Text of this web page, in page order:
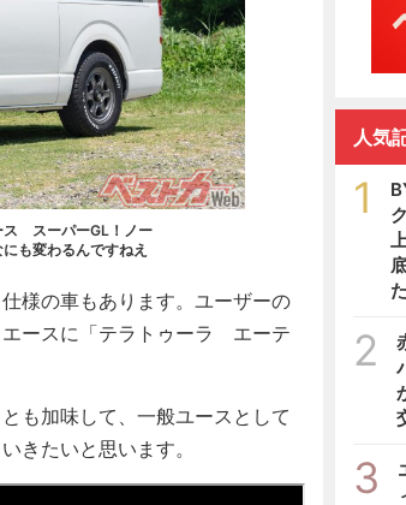
ス スーパーGL！ノー
も変わるんですねえ
様の車もあります。ユーザーの
エースに「テラトゥーラ エーテ
も加味して、一般ユースとして
きたいと思います。
人気
1
2
3